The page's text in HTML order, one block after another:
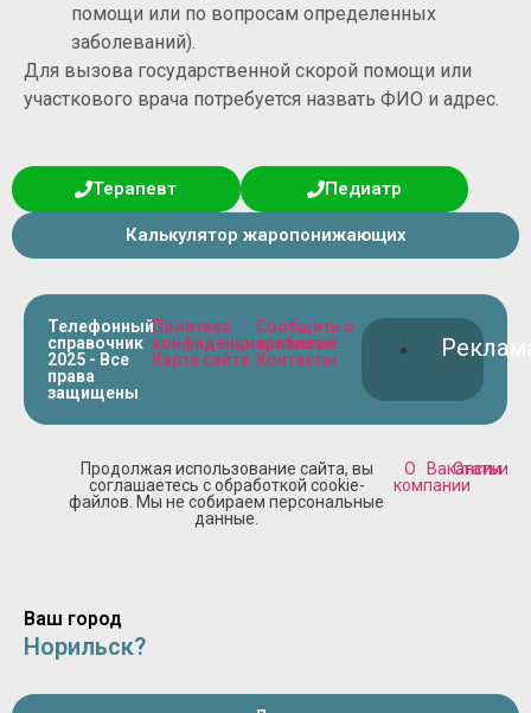
помощи или по вопросам определенных
заболеваний).
Для вызова государственной скорой помощи или
участкового врача потребуется назвать ФИО и адрес.
Терапевт Педиатр
Калькулятор жаропонижающих
Телефонный
справочник
2025 - Все
права
защищены
Политика
конфиденциальности
Карта сайта
Сообщить о
проблеме
Контакты
Продолжая использование сайта, вы
соглашаетесь с обработкой cookie-
файлов. Мы не собираем персональные
данные.
О
компании
Вакансии
Статьи
Ваш город
Норильск?